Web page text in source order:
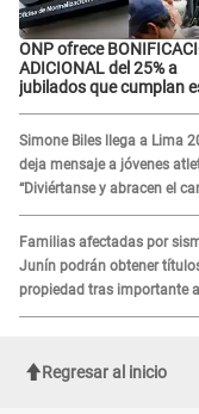
ONP ofrece
ADICIONAL del 25% a
jubilados que cumplan
Simone Biles llega a Lima
deja mensaje a jóvenes
“Diviértanse y abracen el
Familias afectadas por
Junín podrán obtener
propiedad tras importante
de Cofopri
Regresar al inicio